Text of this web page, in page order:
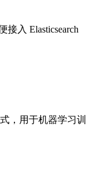
入 Elasticsearch
，用于机器学习训